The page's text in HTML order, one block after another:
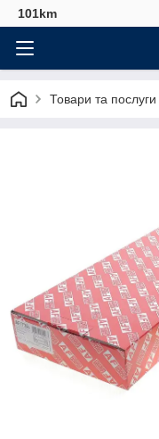
101km
Товари та послуги